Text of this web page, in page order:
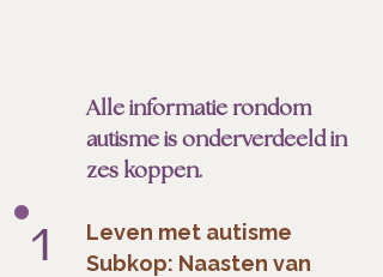
1
Alle informatie rondom
autisme is onderverdeeld in
zes koppen.
Leven met autisme
Subkop: Naasten van